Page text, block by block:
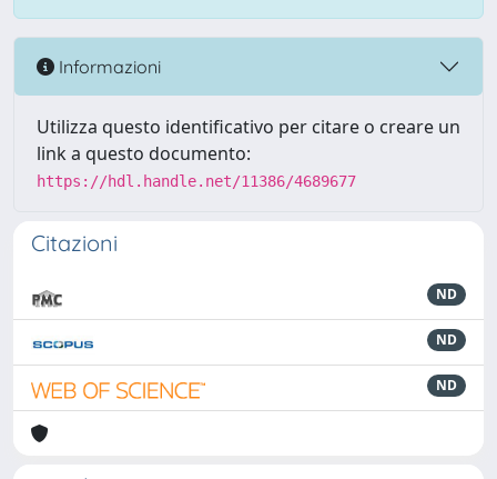
Informazioni
Utilizza questo identificativo per citare o creare un
link a questo documento:
https://hdl.handle.net/11386/4689677
Citazioni
ND
ND
ND